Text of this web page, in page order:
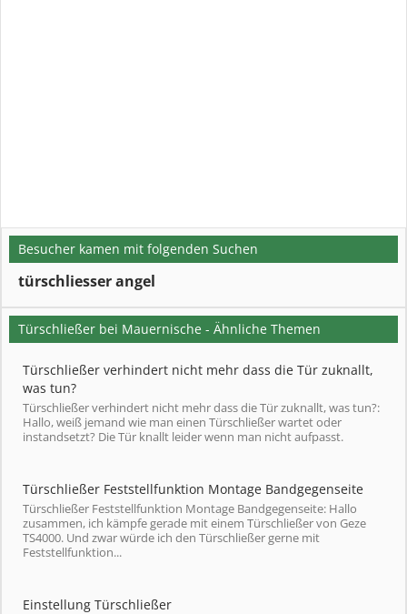
Besucher kamen mit folgenden Suchen
türschliesser angel
Türschließer bei Mauernische - Ähnliche Themen
Türschließer verhindert nicht mehr dass die Tür zuknallt,
was tun?
Türschließer verhindert nicht mehr dass die Tür zuknallt, was tun?:
Hallo, weiß jemand wie man einen Türschließer wartet oder
instandsetzt? Die Tür knallt leider wenn man nicht aufpasst.
Türschließer Feststellfunktion Montage Bandgegenseite
Türschließer Feststellfunktion Montage Bandgegenseite: Hallo
zusammen, ich kämpfe gerade mit einem Türschließer von Geze
TS4000. Und zwar würde ich den Türschließer gerne mit
Feststellfunktion...
Einstellung Türschließer